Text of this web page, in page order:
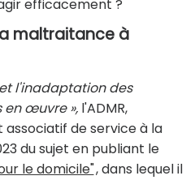
efficacement ?
maltraitance à
l'inadaptation des
en œuvre », l'ADMR,
de service à la
du sujet en publiant le
le domicile", dans lequel il